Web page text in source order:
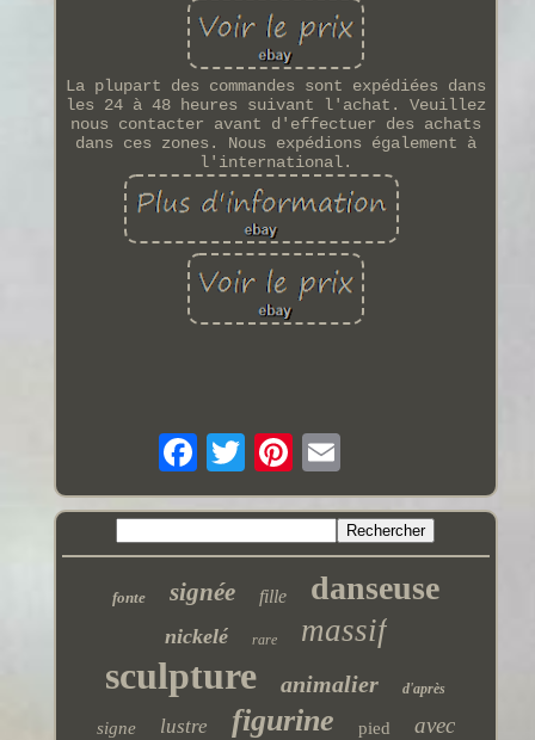
La plupart des commandes sont expédiées dans
les 24 à 48 heures suivant l'achat. Veuillez
nous contacter avant d'effectuer des achats
dans ces zones. Nous expédions également à
l'international.
fonte signée fille danseuse
nickelé rare massif
sculpture animalier d'après
signe lustre figurine pied avec